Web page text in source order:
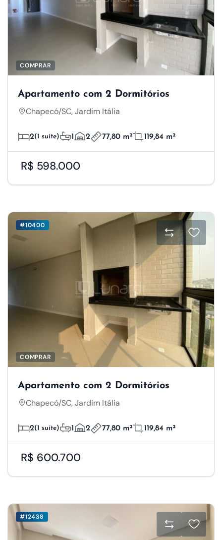
COMPRAR
Apartamento com 2 Dormitórios
Chapecó/SC, Jardim Itália
2(1 suíte) 1 2 77,80 m² 119,84 m²
R$ 598.000
#10400
COMPRAR
Apartamento com 2 Dormitórios
Chapecó/SC, Jardim Itália
2(1 suíte) 1 2 77,80 m² 119,84 m²
R$ 600.700
#12438